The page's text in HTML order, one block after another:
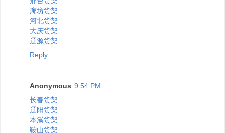
廊坊货架
河北货架
大庆货架
辽源货架
Reply
Anonymous 9:54 PM
长春货架
辽阳货架
本溪货架
鞍山货架